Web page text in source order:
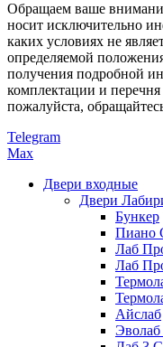
Обращаем ваше
носит исключительно
каких условиях не
определяемой
получения подробной
комплектации и
пожалуйста,
Telegram
Max
Двери входные
Двери
Бункер
Пиано
Лаб
Лаб
Айслаб